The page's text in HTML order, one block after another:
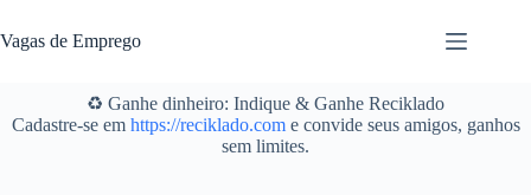
para
o
Vagas de Emprego
♻️ Ganhe dinheiro: Indique & Ganhe Reciklado
Cadastre-se em https://reciklado.come convide seus amigos, ganhos
sem limites.